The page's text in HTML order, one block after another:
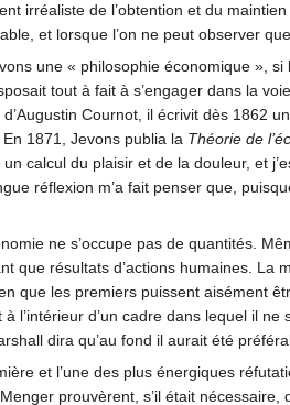
irréaliste de l’obtention et du
et lorsque l’on ne peut observer
une « philosophie économique »,
tout à fait à s’engager dans la
Cournot, il écrivit dès
1871, Jevons publia la Théorie de
un calcul du plaisir et de la douleur, et
réflexion m’a fait penser que,
ne s’occupe pas de quantités.
que résultats d’actions humaines. La
que les premiers puissent aisément
l’intérieur d’un cadre dans lequel il
dira qu’au fond il aurait été
et l’une des plus énergiques
prouvèrent, s’il était